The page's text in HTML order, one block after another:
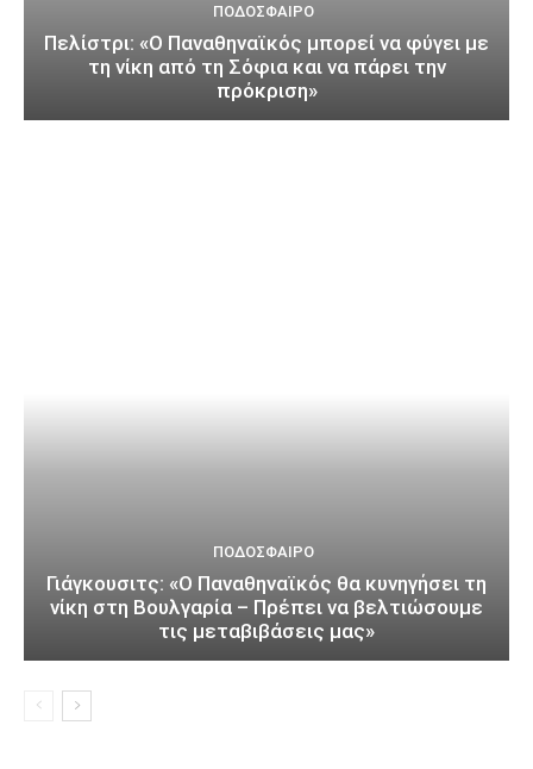
ΠΟΔΌΣΦΑΙΡΟ
Πελίστρι: «Ο Παναθηναϊκός μπορεί να φύγει με
τη νίκη από τη Σόφια και να πάρει την
πρόκριση»
ΠΟΔΌΣΦΑΙΡΟ
Γιάγκουσιτς: «Ο Παναθηναϊκός θα κυνηγήσει τη
νίκη στη Βουλγαρία – Πρέπει να βελτιώσουμε
τις μεταβιβάσεις μας»